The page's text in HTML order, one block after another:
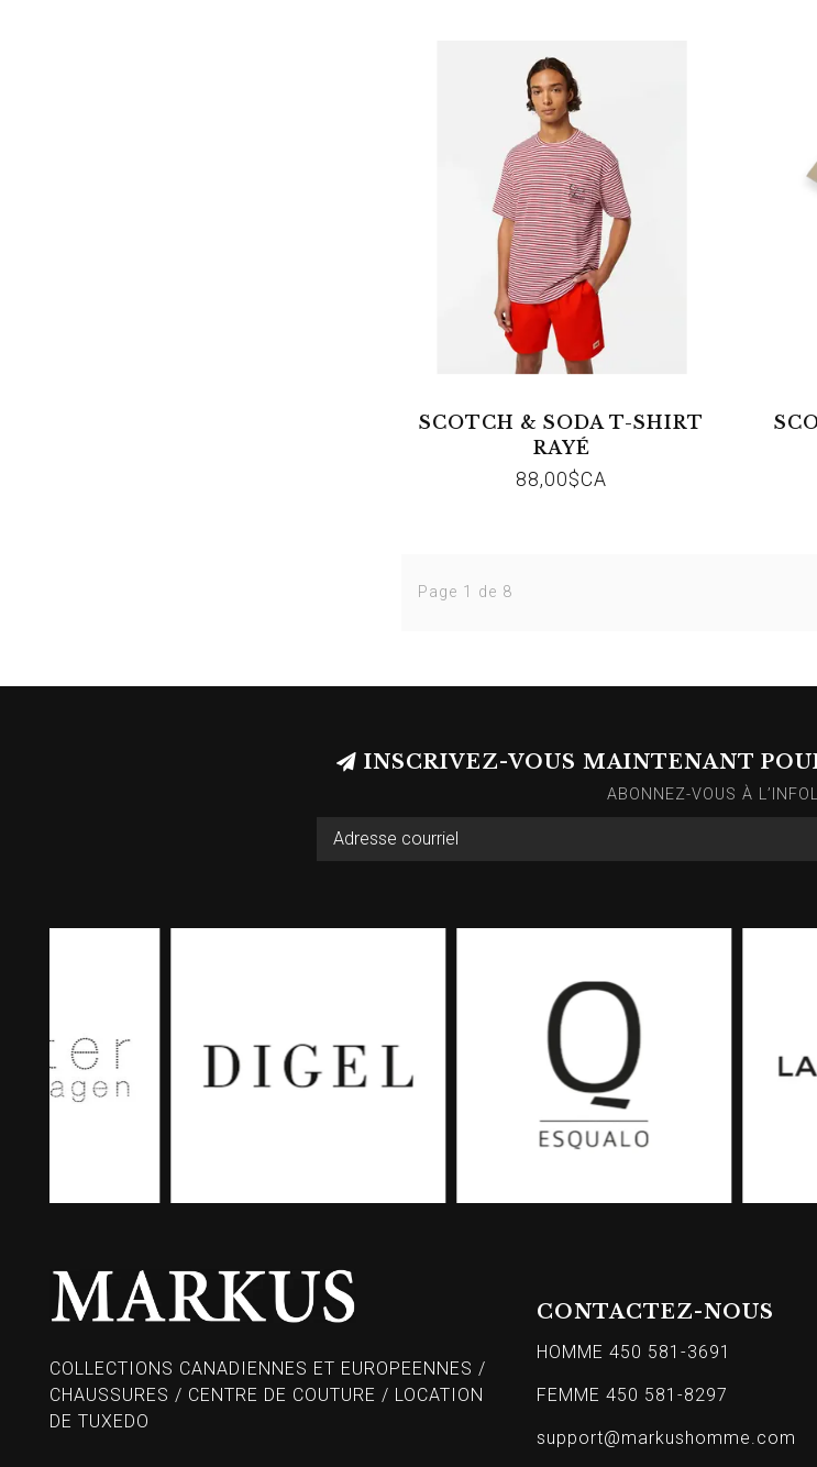
SCOTCH & SODA T-SHIRT
RAYÉ
88,00$CA
Page 1 de 8
INSCRIVEZ-VOUS MAINTENANT
ABONNEZ-VOUS À
COLLECTIONS CANADIENNES ET EUROPEENNES /
CHAUSSURES / CENTRE DE COUTURE / LOCATION
DE TUXEDO
CONTACTEZ-NOUS
HOMME 450 581-3691
FEMME 450 581-8297
support@markushomme.com